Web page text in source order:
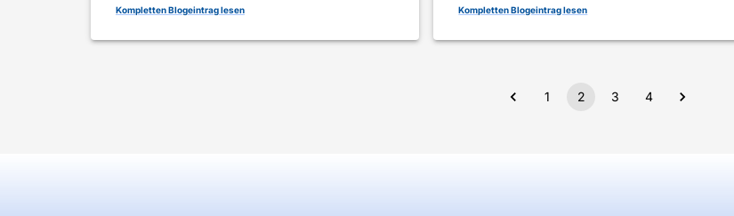
Kompletten Blogeintrag lesen Kompletten Blogeintrag lesen
1 2 3 4